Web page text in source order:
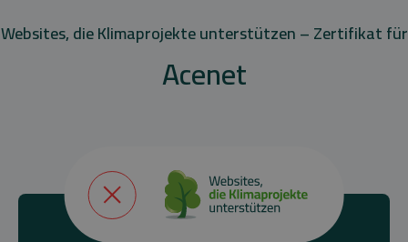
Websites, die Klimaprojekte unterstützen – Zertifikat für
Acenet